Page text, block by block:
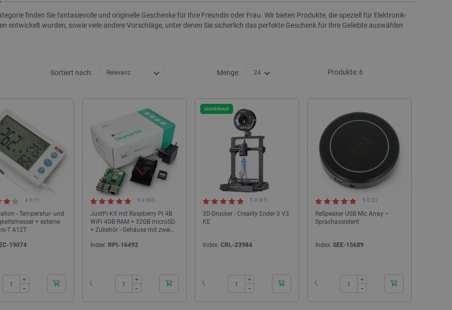
finden Sie fantasievolle und originelle Geschenke für Ihre Freundin oder Frau. Wir bieten Produkte, die speziell für Elektronik-
entwickelt wurden, sowie viele andere Vorschläge, unter denen Sie sicherlich das perfekte Geschenk für Ihre Geliebte auswählen
Sortiert nach: Relevanz Menge: 24 Produkte: 6
- Temperatur- und
+ externe
T A12T
4.0 (1)
19074
+
−
JustPi-Kit mit Raspberry Pi 4B
WiFi 4GB RAM + 32GB microSD
+ Zubehör - Gehäuse mit zwei
5.0 (83)
Index: RPI-16492
+
−
3D-Drucker - Creality Ender-3 V3
KE
5.0 (47)
Index: CRL-23984
+
−
AUSVERKAUF
ReSpeaker USB Mic Array –
Sprachassistent
5.0 (2)
Index: SEE-15689
+
−